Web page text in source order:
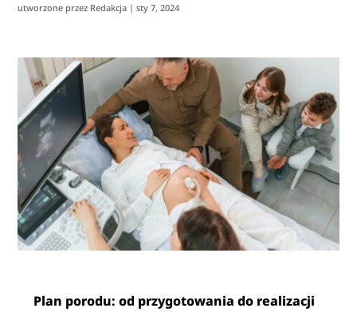
utworzone przez Redakcja |sty 7, 2024
Plan porodu: od przygotowania do realizacji